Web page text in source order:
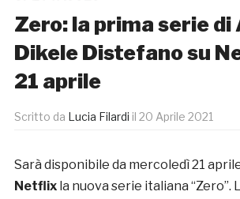
Zero: la prima serie di
Dikele Distefano su
21 aprile
Scritto da Lucia Filardi il 20 Aprile 2021
Sarà disponibile da mercoledì 21
Netflixla nuova serie italiana “Zero”.